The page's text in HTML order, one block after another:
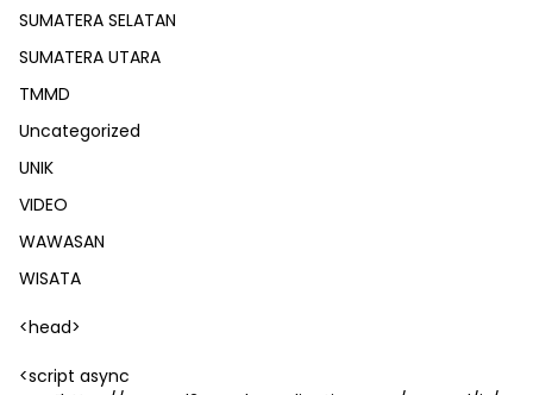
SUMATERA SELATAN
SUMATERA UTARA
TMMD
Uncategorized
UNIK
VIDEO
WAWASAN
WISATA
<head>
<script async